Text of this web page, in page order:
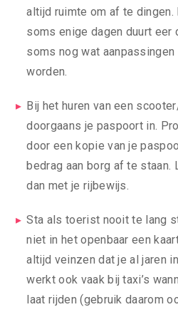
altijd ruimte om af te
soms enige dagen duurt eer
soms nog wat aanpassingen
worden.
Bij het huren van een
doorgaans je paspoort in.
door een kopie van je
bedrag aan borg af te
dan met je rijbewijs.
Sta als toerist nooit te lang
niet in het openbaar een
altijd veinzen dat je al jaren
werkt ook vaak bij taxi’s
laat rijden (gebruik daarom